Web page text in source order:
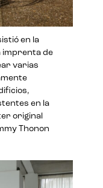
en la
imprenta de
varias
en la
original
Thonon